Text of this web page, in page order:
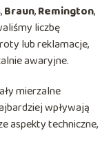
,Braun,Remington,
liczbę
lub reklamacje,
awaryjne.
mierzalne
wpływają
aspekty techniczne,